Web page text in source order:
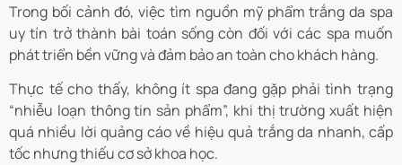
Trong bối cảnh đó, việc tìm nguồn mỹ phẩm trắng da spa
uy tín trở thành bài toán sống còn đối với các spa muốn
phát triển bền vững và đảm bảo an toàn cho khách hàng.
Thực tế cho thấy, không ít spa đang gặp phải tình trạng
“nhiễu loạn thông tin sản phẩm”, khi thị trường xuất hiện
quá nhiều lời quảng cáo về hiệu quả trắng da nhanh, cấp
tốc nhưng thiếu cơ sở khoa học.